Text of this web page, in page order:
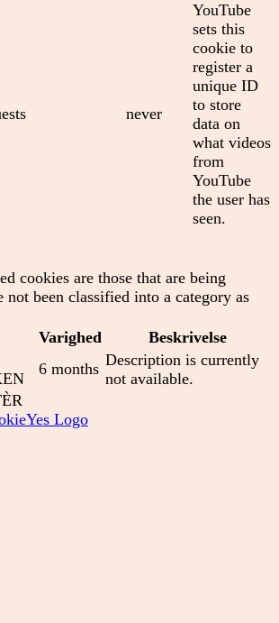
never
YouTube
sets this
cookie to
register a
unique ID
to store
data on
what videos
from
YouTube
the user has
seen.
cookies are those that are being
not been classified into a category as
Varighed
Beskrivelse
6 months Description is currently
not available.